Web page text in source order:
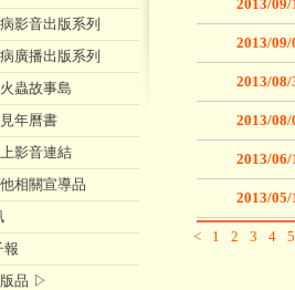
2013/09/
2013/09/
2013/08/
2013/08/
2013/06/
2013/05/
< 1 2 3 4 5
影音出版系列
廣播出版系列
蟲故事島
年曆書
影音連結
相關宣導品
品 ▷